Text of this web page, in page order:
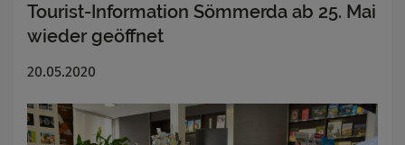
Tourist-Information Sömmerda ab 25. Mai
wieder geöffnet
20.05.2020